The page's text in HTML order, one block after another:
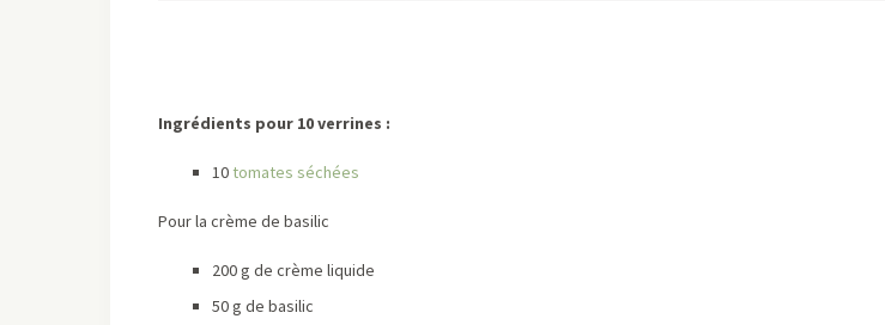
Ingrédients pour 10 verrines :
10 tomates séchées
Pour la crème de basilic
200 g de crème liquide
50 g de basilic